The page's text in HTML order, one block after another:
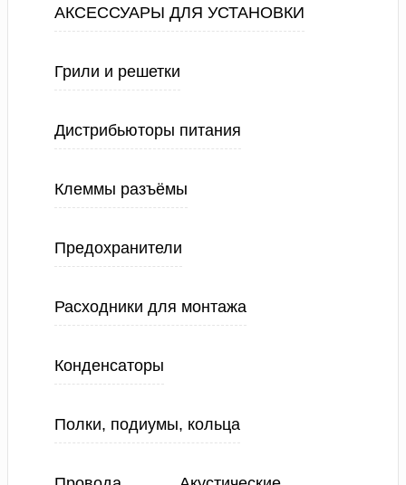
АКСЕССУАРЫ ДЛЯ УСТАНОВКИ
Грили и решетки
Дистрибьюторы питания
Клеммы разъёмы
Предохранители
Расходники для монтажа
Конденсаторы
Полки, подиумы, кольца